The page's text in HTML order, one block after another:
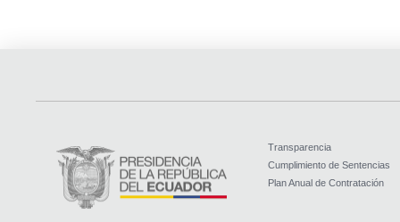
Transparencia
Cumplimiento de Sentencias
Plan Anual de Contratación